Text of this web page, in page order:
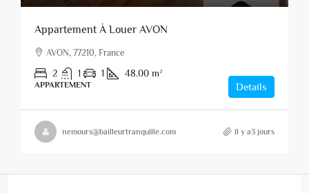
Appartement À Louer AVON
AVON, 77210, France
2 1 1 48.00 m²
APPARTEMENT Details
nemours@bailleurtranquille.com il y a3 jours